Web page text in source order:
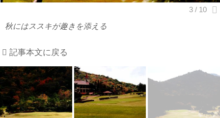
秋にはススキが趣きを添える
記事本文に戻る